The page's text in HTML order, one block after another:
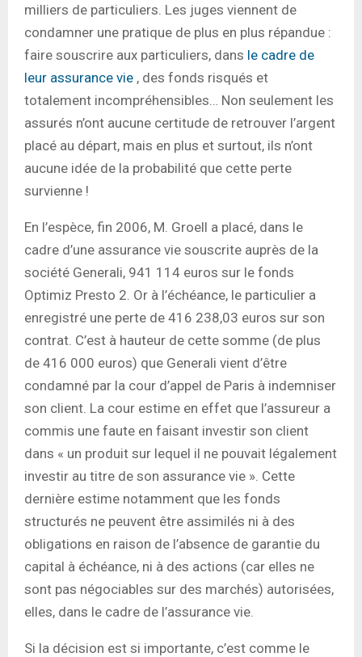
milliers de particuliers. Les juges viennent de
condamner une pratique de plus en plus répandue :
faire souscrire aux particuliers, dans le cadre de
leur assurance vie , des fonds risqués et
totalement incompréhensibles… Non seulement les
assurés n’ont aucune certitude de retrouver l’argent
placé au départ, mais en plus et surtout, ils n’ont
aucune idée de la probabilité que cette perte
survienne !
En l’espèce, fin 2006, M. Groell a placé, dans le
cadre d’une assurance vie souscrite auprès de la
société Generali, 941 114 euros sur le fonds
Optimiz Presto 2. Or à l’échéance, le particulier a
enregistré une perte de 416 238,03 euros sur son
contrat. C’est à hauteur de cette somme (de plus
de 416 000 euros) que Generali vient d’être
condamné par la cour d’appel de Paris à indemniser
son client. La cour estime en effet que l’assureur a
commis une faute en faisant investir son client
dans « un produit sur lequel il ne pouvait légalement
investir au titre de son assurance vie ». Cette
dernière estime notamment que les fonds
structurés ne peuvent être assimilés ni à des
obligations en raison de l’absence de garantie du
capital à échéance, ni à des actions (car elles ne
sont pas négociables sur des marchés) autorisées,
elles, dans le cadre de l’assurance vie.
Si la décision est si importante, c’est comme le